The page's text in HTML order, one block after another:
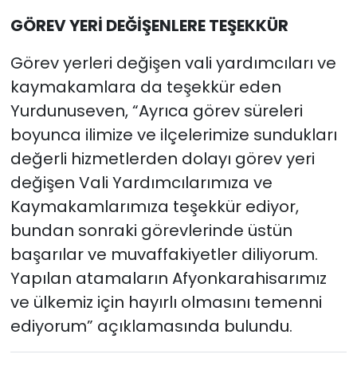
GÖREV YERİ DEĞİŞENLERE TEŞEKKÜR
Görev yerleri değişen vali yardımcıları ve
kaymakamlara da teşekkür eden
Yurdunuseven, “Ayrıca görev süreleri
boyunca ilimize ve ilçelerimize sundukları
değerli hizmetlerden dolayı görev yeri
değişen Vali Yardımcılarımıza ve
Kaymakamlarımıza teşekkür ediyor,
bundan sonraki görevlerinde üstün
başarılar ve muvaffakiyetler diliyorum.
Yapılan atamaların Afyonkarahisarımız
ve ülkemiz için hayırlı olmasını temenni
ediyorum” açıklamasında bulundu.